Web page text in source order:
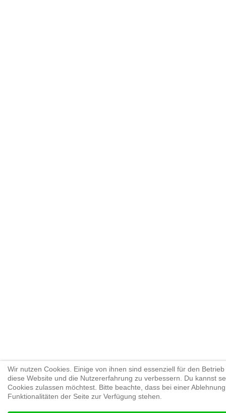
Wir nutzen Cookies. Einige von ihnen sind essenziell für den
diese Website und die Nutzererfahrung zu verbessern. Du kannst
Cookies zulassen möchtest. Bitte beachte, dass bei einer
Funktionalitäten der Seite zur Verfügung stehen.